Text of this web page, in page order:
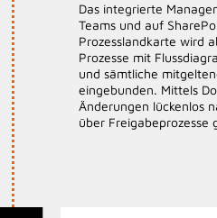
Das integrierte
Teams und auf
Prozesslandkarte wird
Prozesse mit
und sämtliche
eingebunden. Mittels
Änderungen lückenlos
über Freigabeprozesse